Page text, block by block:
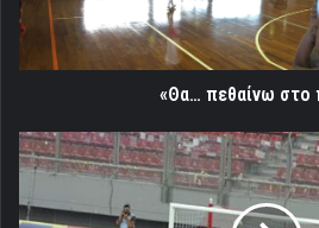
«Θα… πεθαίνω στο
Φιλική
νίκη
συμπεράσματα